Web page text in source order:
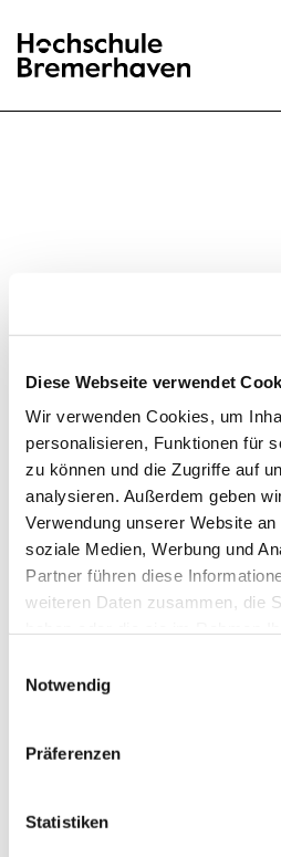
Diese Webseite verwendet
Wir verwenden Cookies, um
personalisieren, Funktionen für
zu können und die Zugriffe auf
analysieren. Außerdem geben
Verwendung unserer Website
soziale Medien, Werbung und
Partner führen diese
weiteren Daten zusammen, die
Notwendig
Präferenzen
Statistiken
Hochschule Bremerhaven
Thank you for
registration!
You will receive a registration